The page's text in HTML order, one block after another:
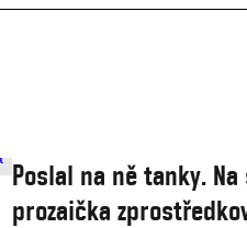
Poslal na ně tanky.
prozaička